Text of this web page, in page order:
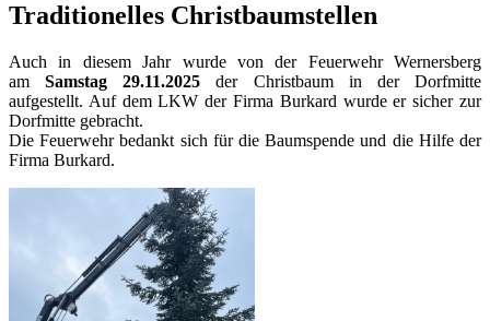
Traditionelles Christbaumstellen
Auch in diesem Jahr wurde von der Feuerwehr Wernersberg
amSamstag 29.11.2025der Christbaum in der Dorfmitte
aufgestellt. Auf dem LKW der Firma Burkard wurde er sicher zur
Dorfmitte gebracht.
Die Feuerwehr bedankt sich für die Baumspende und die Hilfe der
Firma Burkard.